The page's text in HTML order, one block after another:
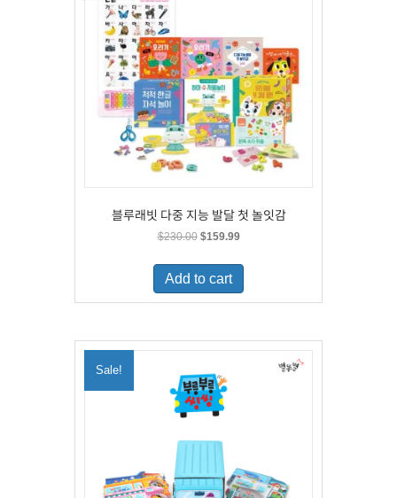
블루래빗 다중 지능 발달 첫 놀잇감
$230.00 Original
was:
$230.00.
$159.99Current
is:
Add to cart
Sale!